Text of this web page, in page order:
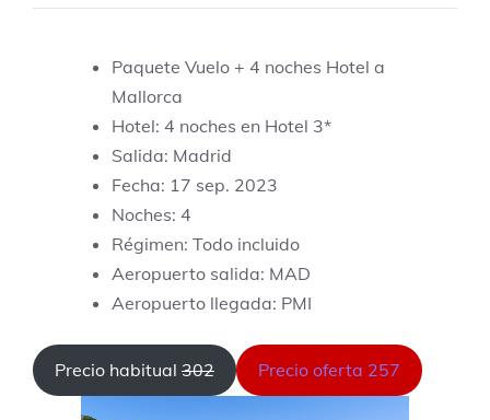
Paquete Vuelo + 4 noches Hotel a
Mallorca
Hotel: 4 noches en Hotel 3*
Salida: Madrid
Fecha: 17 sep. 2023
Noches: 4
Régimen: Todo incluido
Aeropuerto salida: MAD
Aeropuerto llegada: PMI
Precio habitual 302 Precio oferta 257